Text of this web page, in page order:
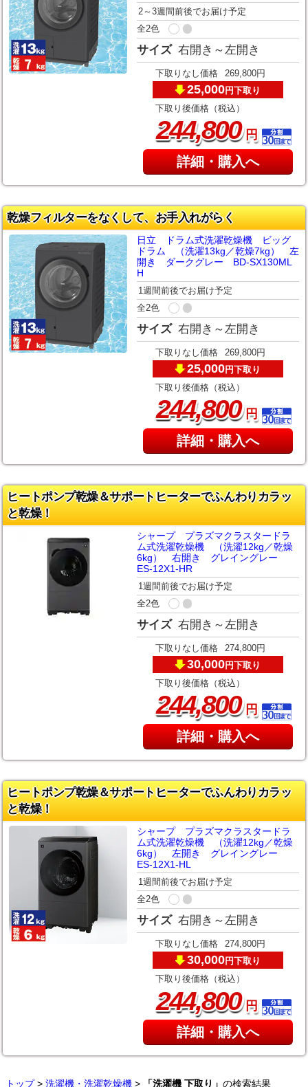
2～3週間前後でお届け予定
全2色
サイズ 右開き～左開き
下取りなし価格 269,800円
25,000円下取り
下取り後価格（税込）
244,800円
詳細・購入へ
乾燥フィルターをなくして、お手入れがらく
日立 ドラム式洗濯乾燥機 ビッグ
ドラム （洗濯13kg／乾燥7kg） 左
開き ダークグレー BD-SX130ML
H
1週間前後でお届け予定
全2色
サイズ 右開き～左開き
下取りなし価格 269,800円
25,000円下取り
下取り後価格（税込）
244,800円
詳細・購入へ
ヒートポンプ乾燥＆サポートヒーターでふんわりカラッ
と乾燥！
シャープ プラズマクラスタードラ
ム式洗濯乾燥機 （洗濯12kg／乾燥
6kg） 右開き グレイングレー
ES-12X1-HR
1週間前後でお届け予定
全2色
サイズ 右開き～左開き
下取りなし価格 274,800円
30,000円下取り
下取り後価格（税込）
244,800円
詳細・購入へ
ヒートポンプ乾燥＆サポートヒーターでふんわりカラッ
と乾燥！
シャープ プラズマクラスタードラ
ム式洗濯乾燥機 （洗濯12kg／乾燥
6kg） 左開き グレイングレー
ES-12X1-HL
1週間前後でお届け予定
全2色
サイズ 右開き～左開き
下取りなし価格 274,800円
30,000円下取り
下取り後価格（税込）
244,800円
詳細・購入へ
トップ> 洗濯機・洗濯乾燥機 > 「洗濯機 下取り」 の検索結果